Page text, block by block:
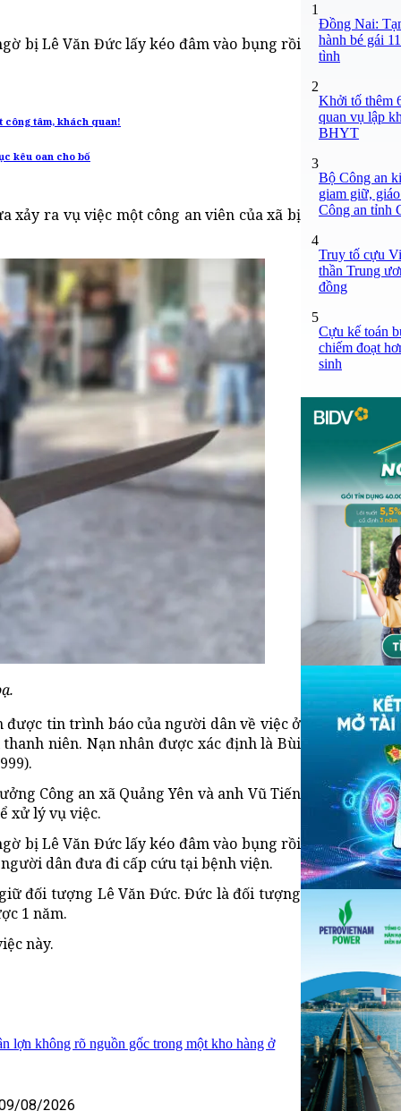
bị Lê Văn Đức lấy kéo đâm vào bụng rồi
công tâm, khách quan!
kêu oan cho bố
xảy ra vụ việc một công an viên của xã bị
được tin trình báo của người dân về việc ở
niên. Nạn nhân được xác định là Bùi
Công an xã Quảng Yên và anh Vũ Tiến
xử lý vụ việc.
bị Lê Văn Đức lấy kéo đâm vào bụng rồi
dân đưa đi cấp cứu tại bệnh viện.
đối tượng Lê Văn Đức. Đức là đối tượng
1 năm.
này.
lợn không rõ nguồn gốc trong một kho hàng ở
08/2026
1
Đồng Nai:
hành bé gái
tình
2
Khởi tố thêm
quan vụ lập
BHYT
3
Bộ Công an
giam giữ,
Công an tỉnh
4
Truy tố cựu
thần Trung
đồng
5
Cựu kế toán
chiếm đoạt
sinh